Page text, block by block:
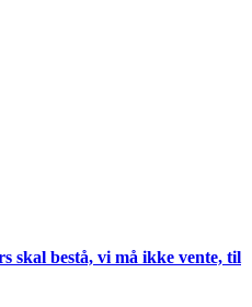
skal bestå, vi må ikke vente, til